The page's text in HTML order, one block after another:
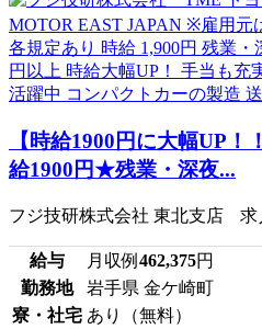
【時給1900円に大幅UP
給1900円★残業・深夜...
フジ技研株式会社 東北支店 求
給与 月収例 462,375円
勤務地
岩手県 金ケ崎町
寮・社宅 あり（無料）